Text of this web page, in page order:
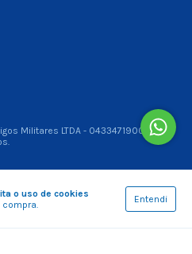
o uso de cookies
compra.
Entendi
Militares LTDA - 04334719000110 -